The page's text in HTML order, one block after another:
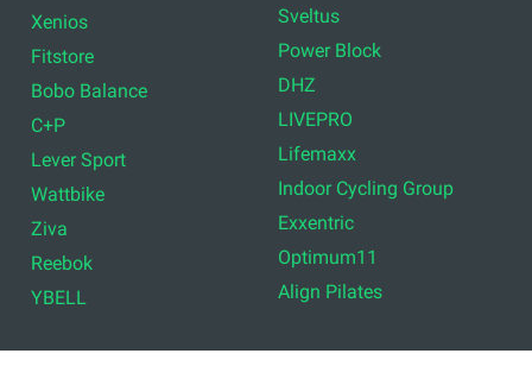
Xenios
Fitstore
Bobo Balance
C+P
Lever Sport
Wattbike
Ziva
Reebok
YBELL
Sveltus
Power Block
DHZ
LIVEPRO
Lifemaxx
Indoor Cycling Group
Exxentric
Optimum11
Align Pilates